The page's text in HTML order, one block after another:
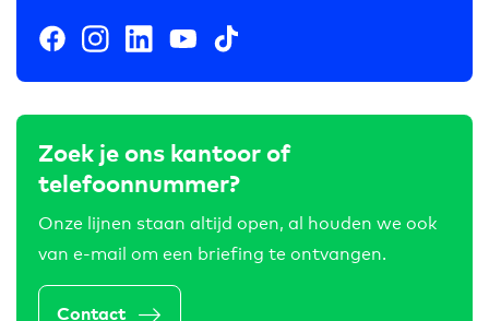
Zoek je ons kantoor of
telefoonnummer?
Onze lijnen staan altijd open, al houden we ook
van e-mail om een briefing te ontvangen.
Contact